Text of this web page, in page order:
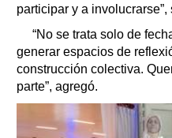
participar y a involucrarse”,
“No se trata solo de
generar espacios de
construcción colectiva.
parte”, agregó.